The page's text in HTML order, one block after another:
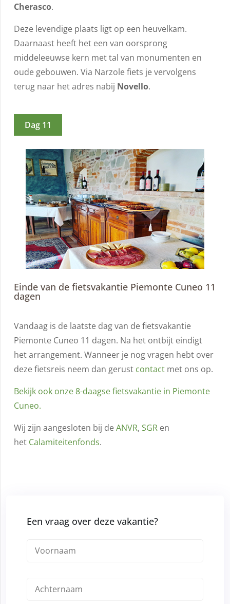
Cherasco.
Deze levendige plaats ligt op een heuvelkam.
Daarnaast heeft het een van oorsprong
middeleeuwse kern met tal van monumenten en
oude gebouwen. Via Narzole fiets je vervolgens
terug naar het adres nabij Novello.
Dag 11
Einde van de fietsvakantie Piemonte Cuneo 11
dagen
Vandaag is de laatste dag van de fietsvakantie
Piemonte Cuneo 11 dagen. Na het ontbijt eindigt
het arrangement. Wanneer je nog vragen hebt over
deze fietsreis neem dan gerust contact met ons op.
Bekijk ook onze 8-daagse fietsvakantie in Piemonte
Cuneo.
Wij zijn aangesloten bij deANVR, SGR en
het Calamiteitenfonds.
Een vraag over deze vakantie?